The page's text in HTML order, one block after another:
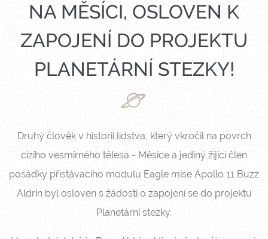
NA MĚSÍCI, OSLOVEN K
ZAPOJENÍ DO PROJEKTU
PLANETÁRNÍ STEZKY!
Druhý člověk v historii lidstva, který vkročil na povrch
cizího vesmírného tělesa - Měsíce a jediný žijící člen
posádky přistávacího modulu Eagle mise Apollo 11 Buzz
Aldrin byl osloven s žádostí o zapojení se do projektu
Planetární stezky.